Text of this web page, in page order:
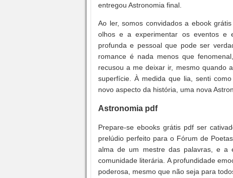
entregou Astronomia final.
Ao ler, somos convidados a ebook
olhos e a experimentar os eventos e
profunda e pessoal que pode ser
romance é nada menos que
recusou a me deixar ir, mesmo quando
superfície. À medida que lia, senti
novo aspecto da história, uma nova
Astronomia pdf
Prepare-se ebooks grátis pdf ser
prelúdio perfeito para o Fórum de
alma de um mestre das palavras, e a
comunidade literária. A profundidade
poderosa, mesmo que não seja para